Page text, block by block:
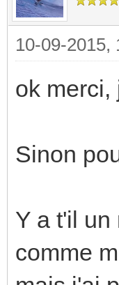
10-09-2015,
ok merci,
Sinon
Y a t'il
comme